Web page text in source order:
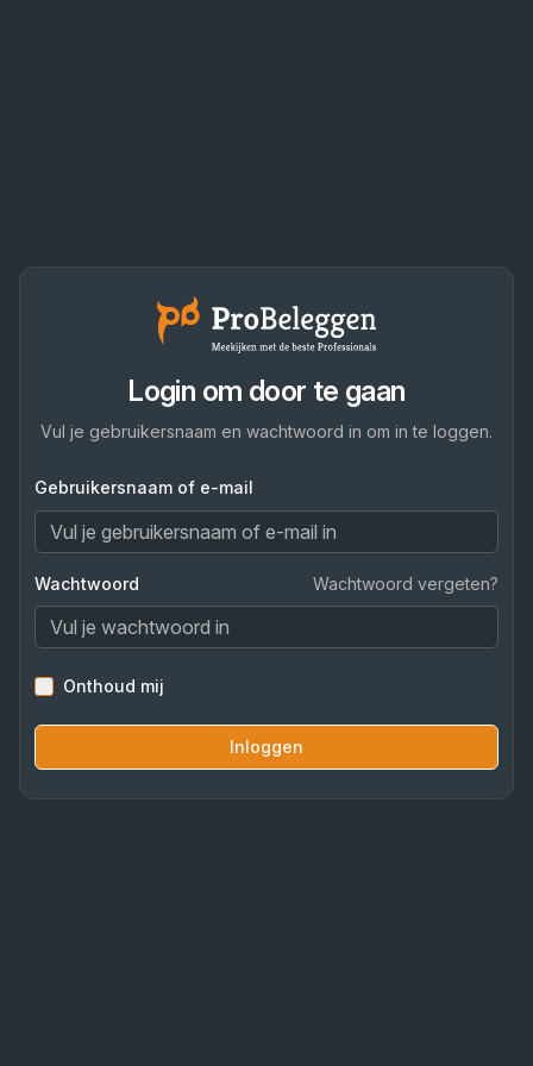
Login om door te gaan
Vul je gebruikersnaam en wachtwoord in om in te loggen.
Gebruikersnaam of e-mail
Wachtwoord Wachtwoord vergeten?
Onthoud mij
Inloggen